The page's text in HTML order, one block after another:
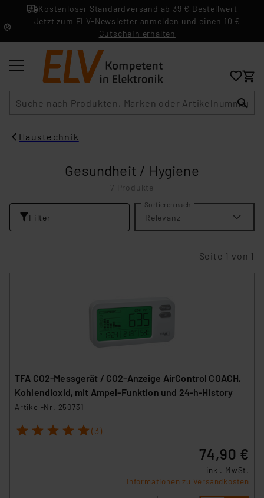
Kostenloser Standardversand ab 39 € Bestellwert
Jetzt zum ELV-Newsletter anmelden und einen 10 €
Gutschein erhalten
Haustechnik
Gesundheit / Hygiene
7 Produkte
Filter
Sortieren nach
Relevanz
Seite 1 von 1
TFA CO2-Messgerät / CO2-Anzeige AirControl COACH,
Kohlendioxid, mit Ampel-Funktion und 24-h-History
Artikel-Nr. 250731
1 2 3 4 5 (3)
74,90 €
inkl. MwSt.
Informationen zu Versandkosten